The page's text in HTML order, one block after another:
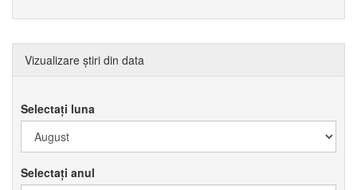
Vizualizare știri din data
Selectați luna
Selectați anul